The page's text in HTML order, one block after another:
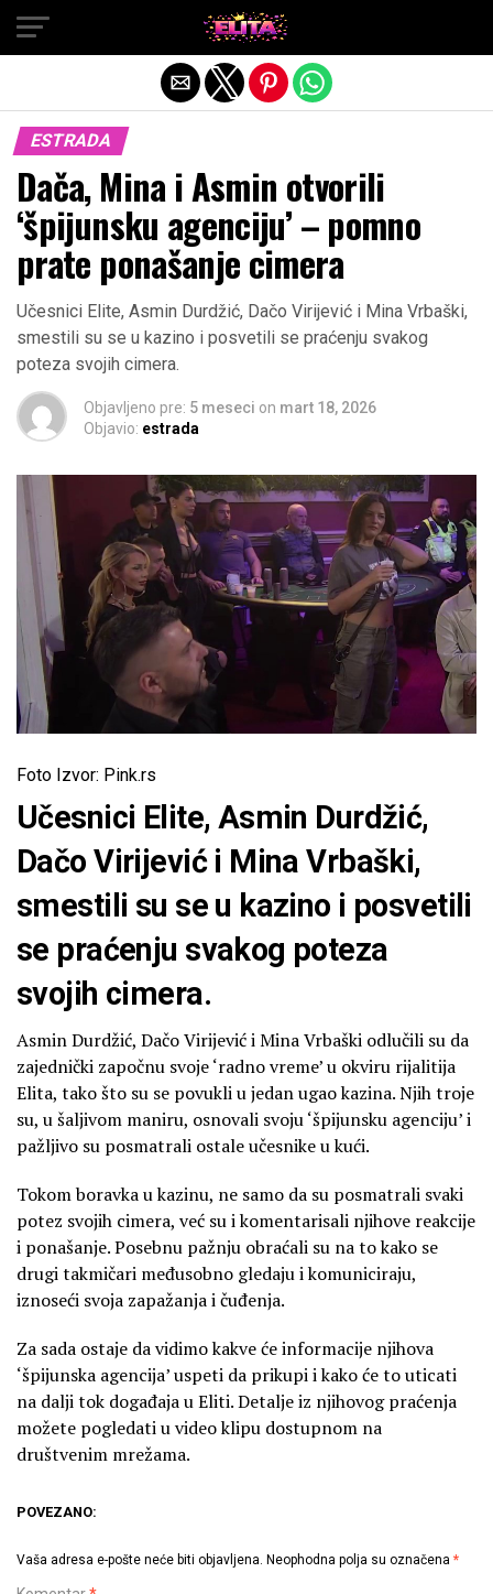
ESTRADA
Dača, Mina i Asmin otvorili
‘špijunsku agenciju’ – pomno
prate ponašanje cimera
Učesnici Elite, Asmin Durdžić, Dačo Virijević i Mina Vrbaški,
smestili su se u kazino i posvetili se praćenju svakog
poteza svojih cimera.
Objavljeno pre: 5 meseci on mart 18, 2026
Objavio: estrada
Foto Izvor: Pink.rs
Učesnici Elite, Asmin Durdžić,
Dačo Virijević i Mina Vrbaški,
smestili su se u kazino i posvetili
se praćenju svakog poteza
svojih cimera.
Asmin Durdžić, Dačo Virijević i Mina Vrbaški odlučili su da
zajednički započnu svoje ‘radno vreme’ u okviru rijalitija
Elita, tako što su se povukli u jedan ugao kazina. Njih troje
su, u šaljivom maniru, osnovali svoju ‘špijunsku agenciju’ i
pažljivo su posmatrali ostale učesnike u kući.
Tokom boravka u kazinu, ne samo da su posmatrali svaki
potez svojih cimera, već su i komentarisali njihove reakcije
i ponašanje. Posebnu pažnju obraćali su na to kako se
drugi takmičari međusobno gledaju i komuniciraju,
iznoseći svoja zapažanja i čuđenja.
Za sada ostaje da vidimo kakve će informacije njihova
‘špijunska agencija’ uspeti da prikupi i kako će to uticati
na dalji tok događaja u Eliti. Detalje iz njihovog praćenja
možete pogledati u video klipu dostupnom na
društvenim mrežama.
POVEZANO:
Vaša adresa e-pošte neće biti objavljena. Neophodna polja su označena *
Exit mobile version